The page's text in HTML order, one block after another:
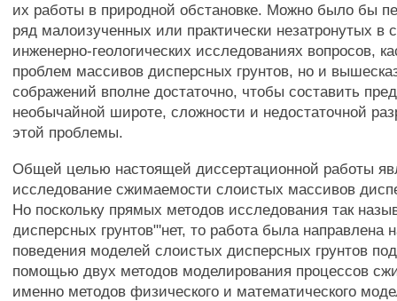
их работы в природной обстановке. Можно было бы
ряд малоизученных или практически незатронутых в
инженерно-геологических исследованиях вопросов,
проблем массивов дисперсных грунтов, но и
сображений вполне достаточно, чтобы составить
необычайной широте, сложности и недостаточной
этой проблемы.
Общей целью настоящей диссертационной работы
исследование сжимаемости слоистых массивов
Но поскольку прямых методов исследования так
дисперсных грунтов"'нет, то работа была направлена
поведения моделей слоистых дисперсных грунтов
помощью двух методов моделирования процессов
именно методов физического и математического